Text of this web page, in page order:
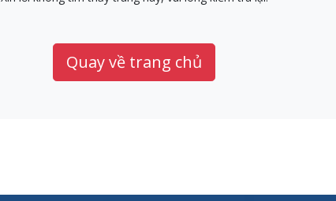
Quay về trang chủ